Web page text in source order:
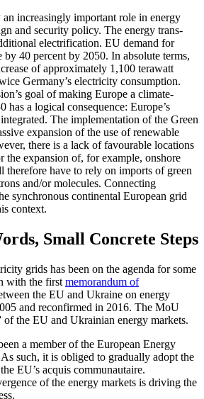
increasingly important role in energy
and security policy. The energy trans­
elec­trification. EU demand for
40 percent by 2050. In absolute terms,
of approximately 1,100 terawatt
Germany’s electricity con­sumption.
goal of making Europe a climate-
has a logical consequence: Europe’s
The implementation of the Green
expansion of the use of renewable
there is a lack of favourable locations
the expansion of, for example, onshore
have to rely on imports of green
and/or molecules. Connecting
synchronous continental European grid
context.
Small Concrete Steps
grids has been on the agenda for some
with the first memorandum of
the EU and Ukraine on energy
and reconfirmed in 2016. The MoU
of the EU and Ukrainian energy markets.
a member of the European Energy
such, it is obliged to gradually adopt the
EU’s acquis communautaire.
of the energy markets is driv­ing the